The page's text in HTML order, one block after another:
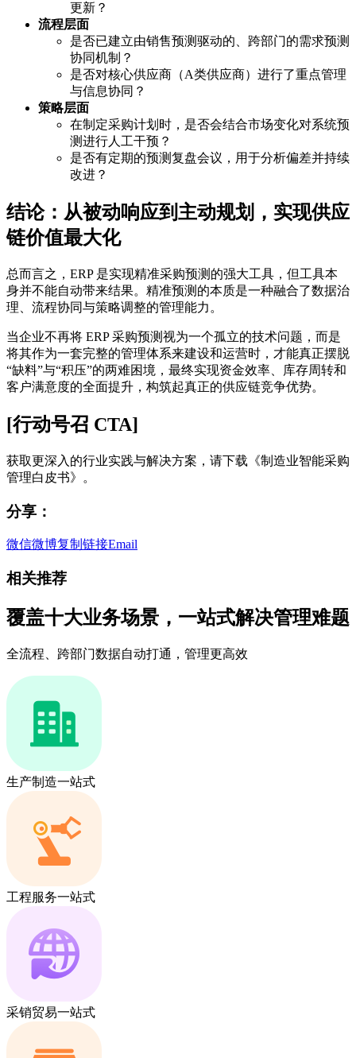
更新？
流程层面
是否已建立由销售预测驱动的、跨部门的需求预测
协同机制？
是否对核心供应商（A类供应商）进行了重点管理
与信息协同？
策略层面
在制定采购计划时，是否会结合市场变化对系统预
测进行人工干预？
是否有定期的预测复盘会议，用于分析偏差并持续
改进？
结论：从被动响应到主动规划，实现供应
链价值最大化
总而言之，ERP 是实现精准采购预测的强大工具，但工具本
身并不能自动带来结果。精准预测的本质是一种融合了数据治
理、流程协同与策略调整的管理能力。
当企业不再将 ERP 采购预测视为一个孤立的技术问题，而是
将其作为一套完整的管理体系来建设和运营时，才能真正摆脱
“缺料”与“积压”的两难困境，最终实现资金效率、库存周转和
客户满意度的全面提升，构筑起真正的供应链竞争优势。
[行动号召 CTA]
获取更深入的行业实践与解决方案，请下载《制造业智能采购
管理白皮书》。
分享：
微信微博复制链接Email
相关推荐
覆盖十大业务场景，一站式解决管理难题
全流程、跨部门数据自动打通，管理更高效
生产制造一站式
工程服务一站式
采销贸易一站式